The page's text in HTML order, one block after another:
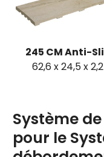
245 CM Anti-
62,6 x 24,5 x 2,2
Système
pour le